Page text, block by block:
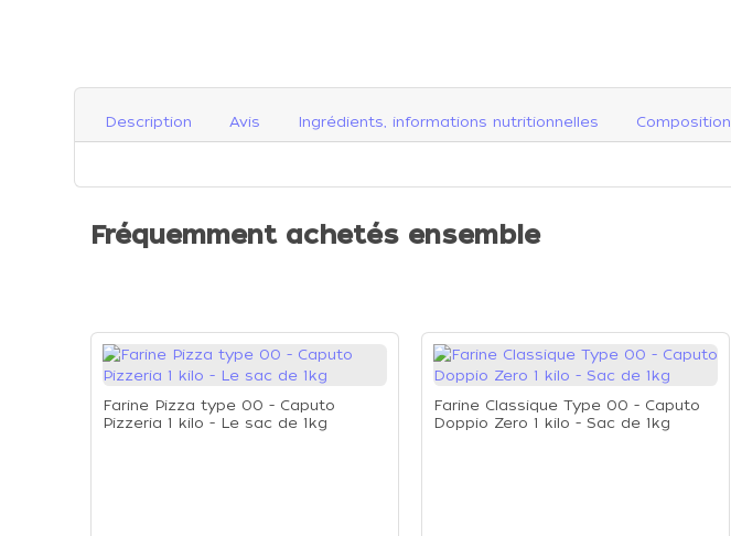
Description Avis Ingrédients, informations nutritionnelles Composition
Fréquemment achetés ensemble
Farine Pizza type 00 - Caputo
Pizzeria 1 kilo - Le sac de 1kg
Farine Classique Type 00 - Caputo
Doppio Zero 1 kilo - Sac de 1kg